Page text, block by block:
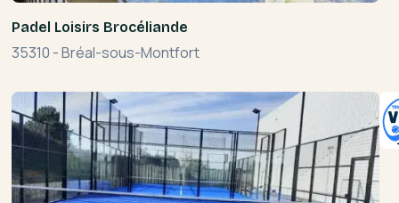
Padel Loisirs Brocéliande
35310 -Bréal-sous-Montfort